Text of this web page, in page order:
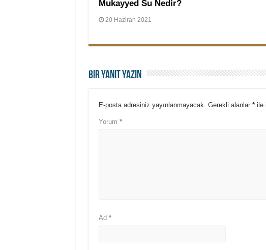
Mukayyed Su Nedir?
20 Haziran 2021
Bir yanıt yazın
E-posta adresiniz yayınlanmayacak. Gerekli alanlar *ile
Yorum *
Ad *